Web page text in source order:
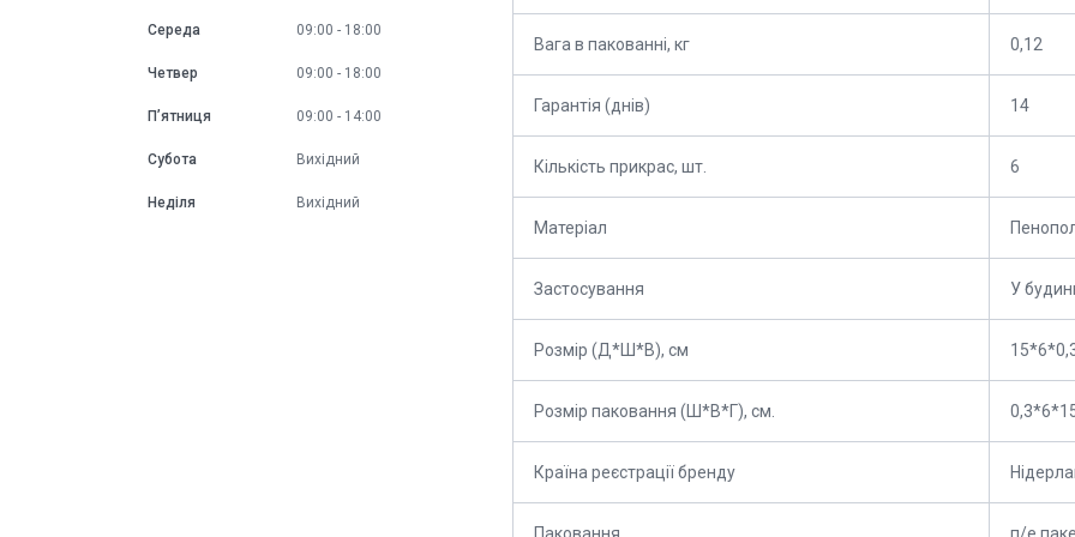
Вага в пакованні, кг 0,12
Гарантія (днів) 14
Кількість прикрас, шт. 6
Матеріал
Застосування У
Розмір (Д*Ш*В), см
Розмір паковання (Ш*В*Г), см.
Країна реєстрації бренду
Паковання п/е
Середа 09:00 18:00
Четвер 09:00 18:00
Пʼятниця 09:00 14:00
Субота Вихідний
Неділя Вихідний